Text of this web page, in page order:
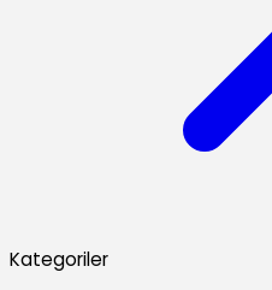
Kategoriler